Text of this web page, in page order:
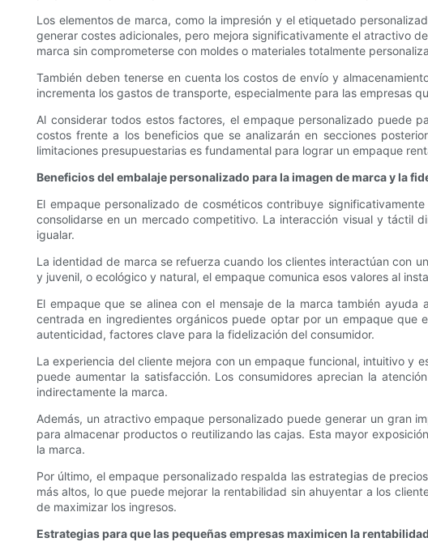
Los elementos de marca, como la impresión y el etiquetado
generar costes adicionales, pero mejora significativamente el atractivo
marca sin comprometerse con moldes o materiales totalmente
También deben tenerse en cuenta los costos de envío y
incrementa los gastos de transporte, especialmente para las empresas
Al considerar todos estos factores, el empaque personalizado puede
costos frente a los beneficios que se analizarán en secciones
limitaciones presupuestarias es fundamental para lograr un empaque
Beneficios del embalaje personalizado para la imagen de marca y la
El empaque personalizado de cosméticos contribuye
consolidarse en un mercado competitivo. La interacción visual y táctil
igualar.
La identidad de marca se refuerza cuando los clientes interactúan con
y juvenil, o ecológico y natural, el empaque comunica esos valores al
El empaque que se alinea con el mensaje de la marca también
centrada en ingredientes orgánicos puede optar por un empaque que
autenticidad, factores clave para la fidelización del consumidor.
La experiencia del cliente mejora con un empaque funcional, intuitivo
puede aumentar la satisfacción. Los consumidores aprecian la
indirectamente la marca.
Además, un atractivo empaque personalizado puede generar un gran
para almacenar productos o reutilizando las cajas. Esta mayor
la marca.
Por último, el empaque personalizado respalda las estrategias de
más altos, lo que puede mejorar la rentabilidad sin ahuyentar a los
de maximizar los ingresos.
Estrategias para que las pequeñas empresas maximicen la